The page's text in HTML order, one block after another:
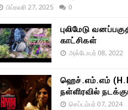
பிப்ரவரி 27, 2025 0
புலிமேடு
காட்சிகள்
அக்டோபர் 08, 2022
ஹெச்.எம்.எம்
நள்ளிரவில்
செப்டம்பர் 07, 2024